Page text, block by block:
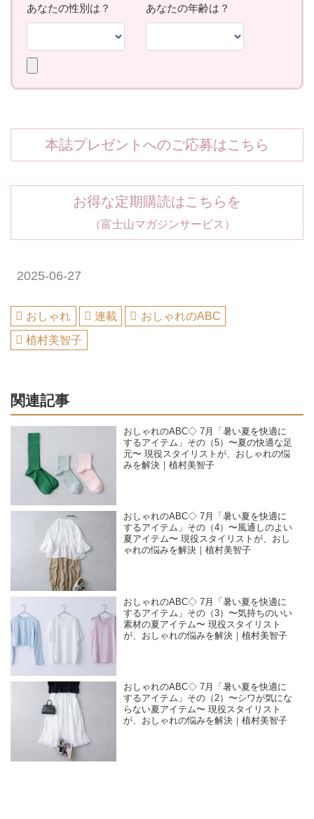
本誌プレゼントへのご応募はこちら
お得な定期購読はこちらを
（富士山マガジンサービス）
2025-06-27
おしゃれ 連載
おしゃれのABC
植村美智子
関連記事
おしゃれのABC◇ 7月「暑い夏を快適に
するアイテム」その（5）〜夏の快適な足
元〜 現役スタイリストが、おしゃれの悩
みを解決｜植村美智子
おしゃれのABC◇ 7月「暑い夏を快適に
するアイテム」その（4）〜風通しのよい
夏アイテム〜 現役スタイリストが、おし
ゃれの悩みを解決｜植村美智子
おしゃれのABC◇ 7月「暑い夏を快適に
するアイテム」その（3）〜気持ちのいい
素材の夏アイテム〜 現役スタイリスト
が、おしゃれの悩みを解決｜植村美智子
おしゃれのABC◇ 7月「暑い夏を快適に
するアイテム」その（2）〜シワが気にな
らない夏アイテム〜 現役スタイリスト
が、おしゃれの悩みを解決｜植村美智子